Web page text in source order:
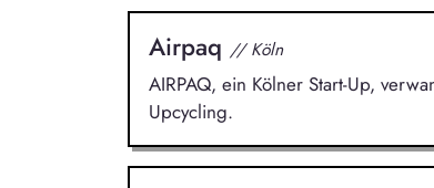
Airpaq // Köln
AIRPAQ, ein Kölner Start-Up,
Upcycling.